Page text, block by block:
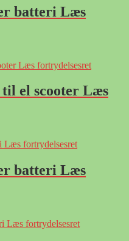
batteri Læs
el scooter Læs
batteri Læs